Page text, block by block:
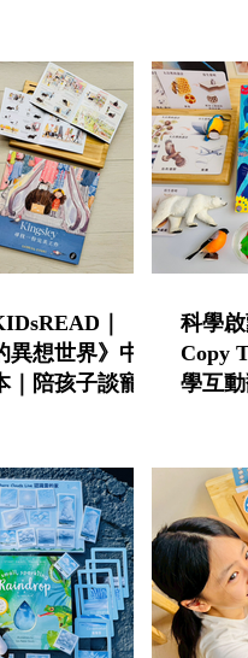
｜
異想世界》中英
陪孩子談寵物
科學
Copy
學互動